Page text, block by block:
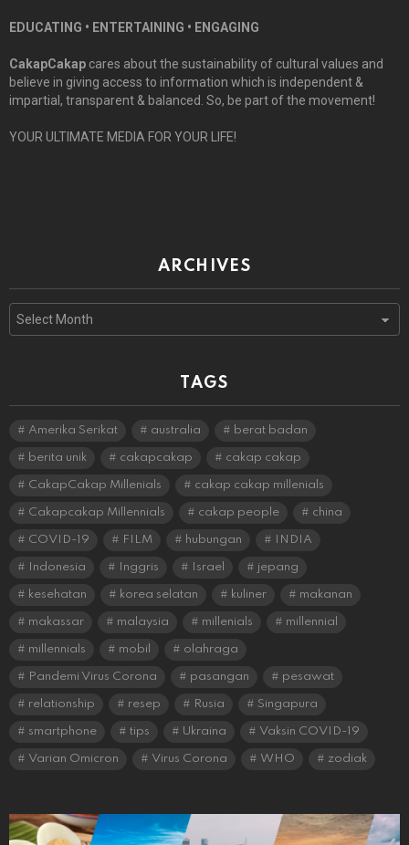
EDUCATING • ENTERTAINING • ENGAGING
CakapCakap cares about the sustainability of cultural values and
believe in giving access to information which is independent &
impartial, transparent & balanced. So, be part of the movement!
YOUR ULTIMATE MEDIA FOR YOUR LIFE!
ARCHIVES
Archives
TAGS
Amerika Serikat australia berat badan
berita unik cakapcakap cakap cakap
CakapCakap Millenials cakap cakap millenials
Cakapcakap Millennials cakap people china
COVID-19 FILM hubungan INDIA
Indonesia Inggris Israel jepang
kesehatan korea selatan kuliner makanan
makassar malaysia millenials millennial
millennials mobil olahraga
Pandemi Virus Corona pasangan pesawat
relationship resep Rusia Singapura
smartphone tips Ukraina Vaksin COVID-19
Varian Omicron Virus Corona WHO zodiak